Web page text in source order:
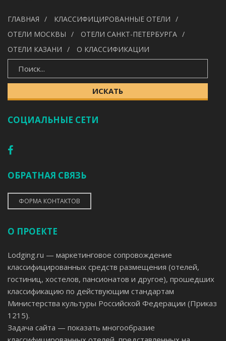
ИСКАТЬ
ГЛАВНАЯ
КЛАССИФИЦИРОВАННЫЕ ОТЕЛИ
ОТЕЛИ МОСКВЫ
ОТЕЛИ САНКТ-ПЕТЕРБУРГА
ОТЕЛИ КАЗАНИ
О КЛАССИФИКАЦИИ
ИСКАТЬ
СОЦИАЛЬНЫЕ СЕТИ
ОБРАТНАЯ СВЯЗЬ
ФОРМА КОНТАКТОВ
О ПРОЕКТЕ
Lodging.ru — маркетинговое сопровождение
классифицированных средств размещения (отелей,
гостиниц, хостелов, пансионатов и другое), прошедших
классификацию по действующим стандартам
Министерства культуры Российской Федерации (Приказ
1215).
Задача сайта — показать многообразие